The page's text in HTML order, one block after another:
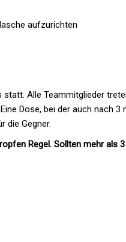
aufzurichten
Alle Teammitglieder
Dose, bei der auch nach
die Gegner.
Regel. Sollten mehr